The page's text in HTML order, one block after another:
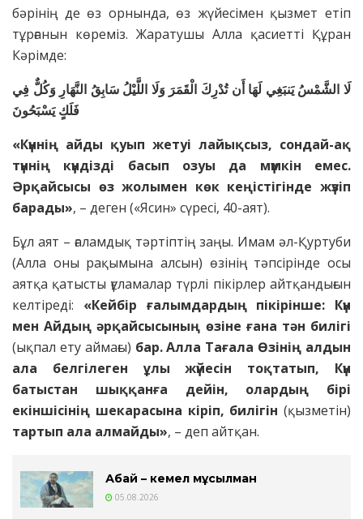
бәрінің де өз орнында, өз жүйесімен қызмет етіп
тұрғанын көреміз. Жаратушы Алла қасиетті Құран
Кәрімде:
لَا الشَّمْسُ يَنبَغِي لَهَا أَن تُدْرِكَ الْقَمَرَ وَلَا اللَّيْلُ سَابِقُ النَّهَارِ وَكُلٌّ فِي
فَلَكٍ يَسْبَحُونَ
«Күннің айды қуып жетуі лайықсыз, сондай-ақ
түннің күндізді басып озуы да мүмкін емес.
Әрқайсысы өз жолымен көк кеңістігінде жүзіп
барады», – деген («Ясин» сүресі, 40-аят).
Бұл аят – ғаламдық тәртіптің заңы. Имам әл-Қуртуби
(Алла оны рақымына алсын) өзінің тәпсірінде осы
аятқа қатысты ғұламалар түрлі пікірлер айтқандығын
келтіреді: «Кейбір ғалымдардың пікірінше: Күн
мен Айдың әрқайсысының өзіне ғана тән билігі
(ықпал ету аймағы) бар. Алла Тағала Өзінің алдын
ала белгілеген ұлы жүйесін тоқтатып, Күн
батыстан шыққанға дейін, олардың бірі
екіншісінің шекарасына кіріп, билігін (қызметін)
тартып ала алмайды», – деп айтқан.
Абай – кемел мұсылман
05.08.2026